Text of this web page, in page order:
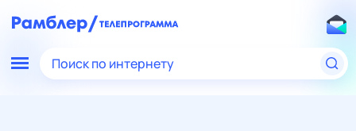
Поиск по интернету